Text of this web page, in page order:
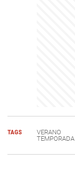
TAGS VERANO
TEMPORADA